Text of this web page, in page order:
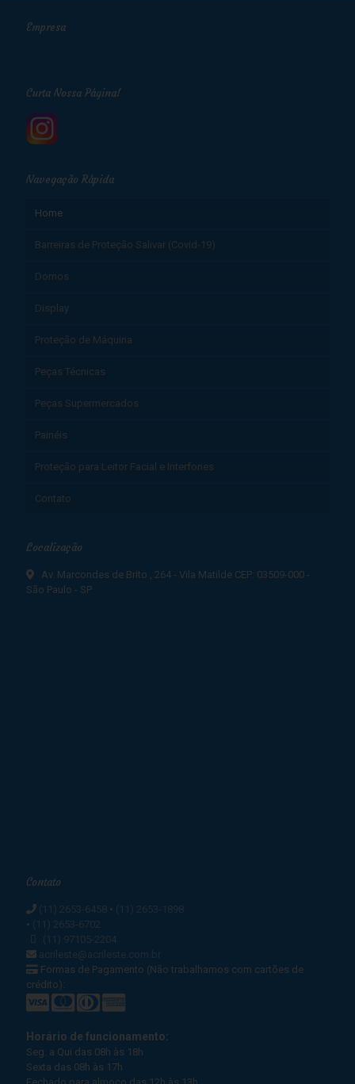
Empresa
Curta Nossa Página!
Navegação Rápida
Home
Barreiras de Proteção Salivar (Covid-19)
Domos
Display
Proteção de Máquina
Peças Técnicas
Peças Supermercados
Painéis
Proteção para Leitor Facial e Interfones
Contato
Localização
Av. Marcondes de Brito , 264 - Vila Matilde CEP: 03509-000 -
São Paulo - SP
Contato
(11) 2653-6458 • (11) 2653-1898
• (11) 2653-6702
(11) 97105-2204
acrileste@acrileste.com.br
Formas de Pagamento (Não trabalhamos com cartões de
crédito):
Horário de funcionamento:
Seg. a Qui das 08h às 18h
Sexta das 08h às 17h